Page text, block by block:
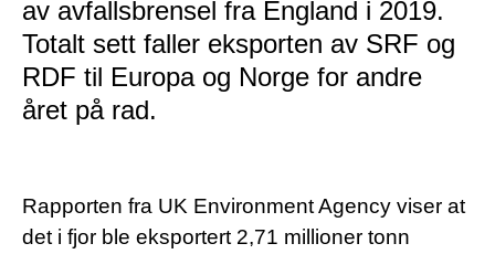
av avfallsbrensel fra England i 2019.
Totalt sett faller eksporten av SRF og
RDF til Europa og Norge for andre
året på rad.
Rapporten fra UK Environment Agency viser at
det i fjor ble eksportert 2,71 millioner tonn